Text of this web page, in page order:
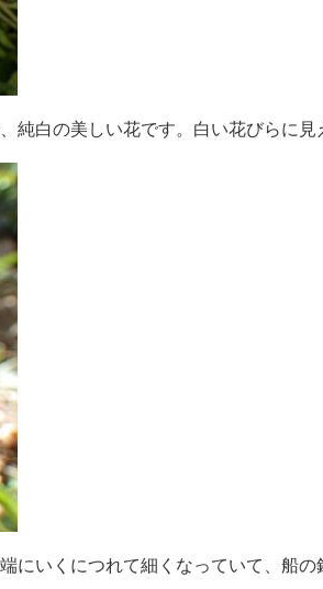
白の美しい花です。白い花びらに見
いくにつれて細くなっていて、船の